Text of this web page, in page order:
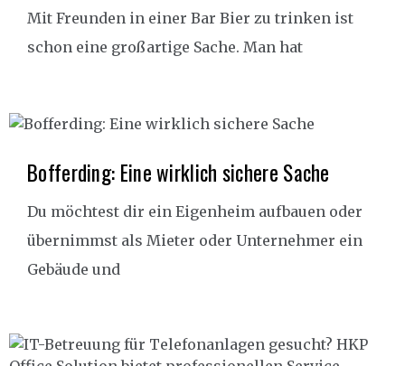
Mit Freunden in einer Bar Bier zu trinken ist
schon eine großartige Sache. Man hat
Bofferding: Eine wirklich sichere Sache
Du möchtest dir ein Eigenheim aufbauen oder
übernimmst als Mieter oder Unternehmer ein
Gebäude und